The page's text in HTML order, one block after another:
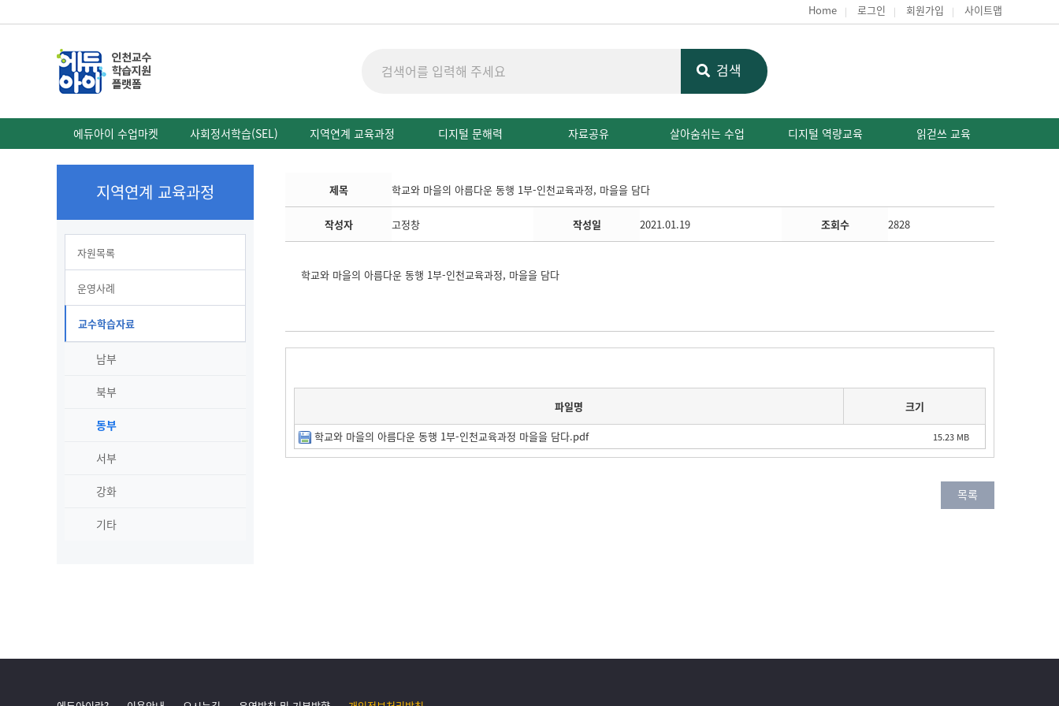
Home 로그인 회원가입 사이트맵
검색
에듀아이 수업마켓 사회정서학습(SEL) 지역연계 교육과정 디지털 문해력 자료공유 살아숨쉬는 수업 디지털 역량교육 읽걷쓰 교육
지역연계 교육과정
자원목록
운영사례
교수학습자료
남부
북부
동부
서부
강화
기타
제목 학교와 마을의 아름다운 동행 1부-인천교육과정, 마을을 담다
작성자 고정창 작성일 2021.01.19 조회수 2828
학교와 마을의 아름다운 동행 1부-인천교육과정, 마을을 담다
파일명
크기
학교와 마을의 아름다운 동행 1부-인천교육과정 마을을 담다.pdf
15.23 MB
목록